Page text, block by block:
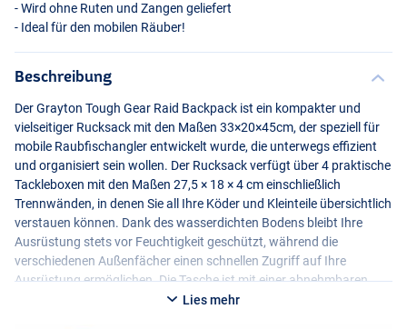
- Wird ohne Ruten und Zangen geliefert
- Ideal für den mobilen Räuber!
Beschreibung
Der Grayton Tough Gear Raid Backpack ist ein kompakter und
vielseitiger Rucksack mit den Maßen 33×20×45cm, der speziell für
mobile Raubfischangler entwickelt wurde, die unterwegs effizient
und organisiert sein wollen. Der Rucksack verfügt über 4 praktische
Tackleboxen mit den Maßen 27,5 × 18 × 4 cm einschließlich
Trennwänden, in denen Sie all Ihre Köder und Kleinteile übersichtlich
verstauen können. Dank des wasserdichten Bodens bleibt Ihre
Ausrüstung stets vor Feuchtigkeit geschützt, während die
verschiedenen Außenfächer einen schnellen Zugriff auf Ihre
Ausrüstung ermöglichen. Die Tasche ist mit einer abnehmbaren
Werkzeughalterung an der Seite, einer Rutenbefestigung an den
Lies mehr